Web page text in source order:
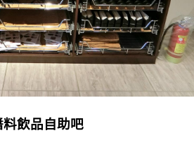
料飲品自助吧